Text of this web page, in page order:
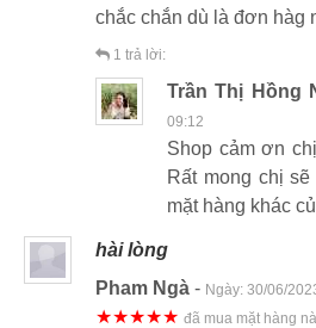
chắc chắn dù là đơn hàg
1 trả lời:
Trần Thị Hồng
09:12
Shop cảm ơn
Rất mong chị
mặt hàng khác
hài lòng
Pham Ngà - Ngày: 30/06/
★★★★★ đã mua mặt hàng